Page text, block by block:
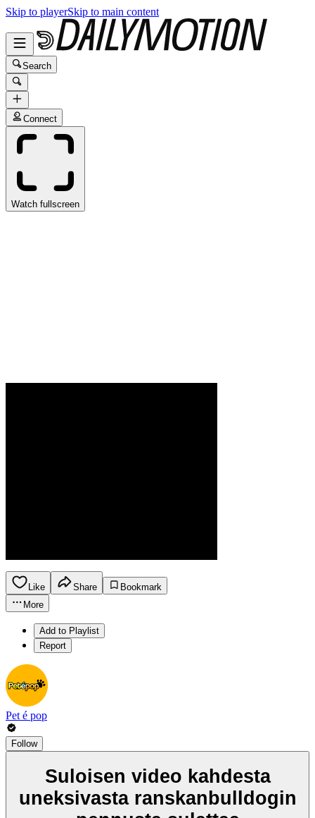
Skip to playerSkip to main content
Search
Connect
Watch fullscreen
Like Share
Bookmark
More
Add to Playlist
Report
Pet é pop
Follow
Suloisen video kahdesta
uneksivasta ranskanbulldogin